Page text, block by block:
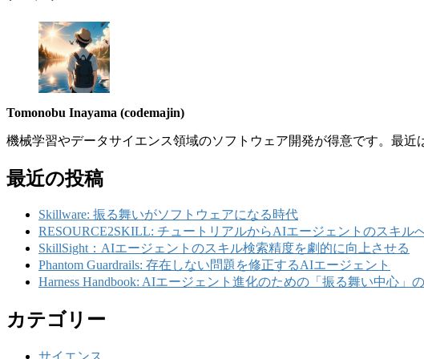
Tomonobu Inayama (codemajin)
機械学習やデータサイエンス領域のソフトウェア開発が得意です。最
最近の投稿
Skillware: 振る舞いがソフトウェアになる時代
RESOURCE2SKILL: チュートリアルからAIエージェントのスキル
SkillSight：AIエージェントのスキル検索精度を劇的に向上させる
Phantom Guardrails: 存在しない問題を修正するAIエージェント
Harness Handbook: AIエージェント進化のための「振る舞い中心」
カテゴリー